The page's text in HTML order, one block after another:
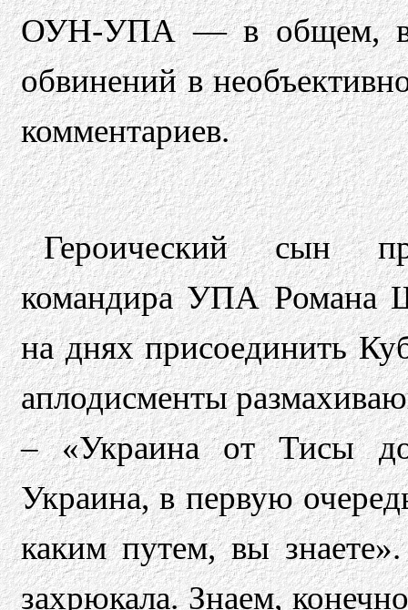
ОУН-УПА — в общем,
обвинений в
комментариев.
Героический сын
командира УПА Романа
на днях присоединить
аплодисменты
– «Украина от Тисы
Украина, в первую
каким путем, вы
захрюкала. Знаем,